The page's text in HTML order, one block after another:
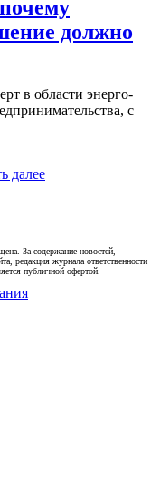
должно
в области энерго-
с
далее
За содержание новостей,
редакция журнала ответственности
публичной офертой.